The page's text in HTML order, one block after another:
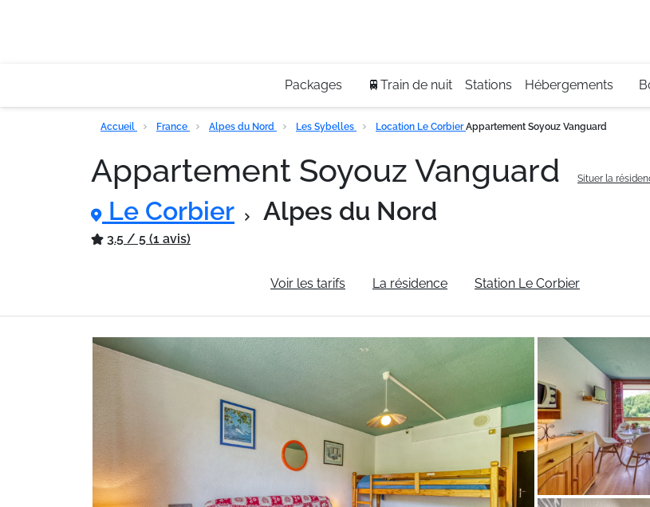
Packages 🚆Train de nuit Stations Hébergements
Accueil France Alpes du Nord Les Sybelles Location Le CorbierAppartement Soyouz Vanguard
Appartement Soyouz Vanguard Situer la
Le Corbier Alpes du Nord
3.5 / 5 (1 avis)
Voir les tarifs La résidence Station Le Corbier